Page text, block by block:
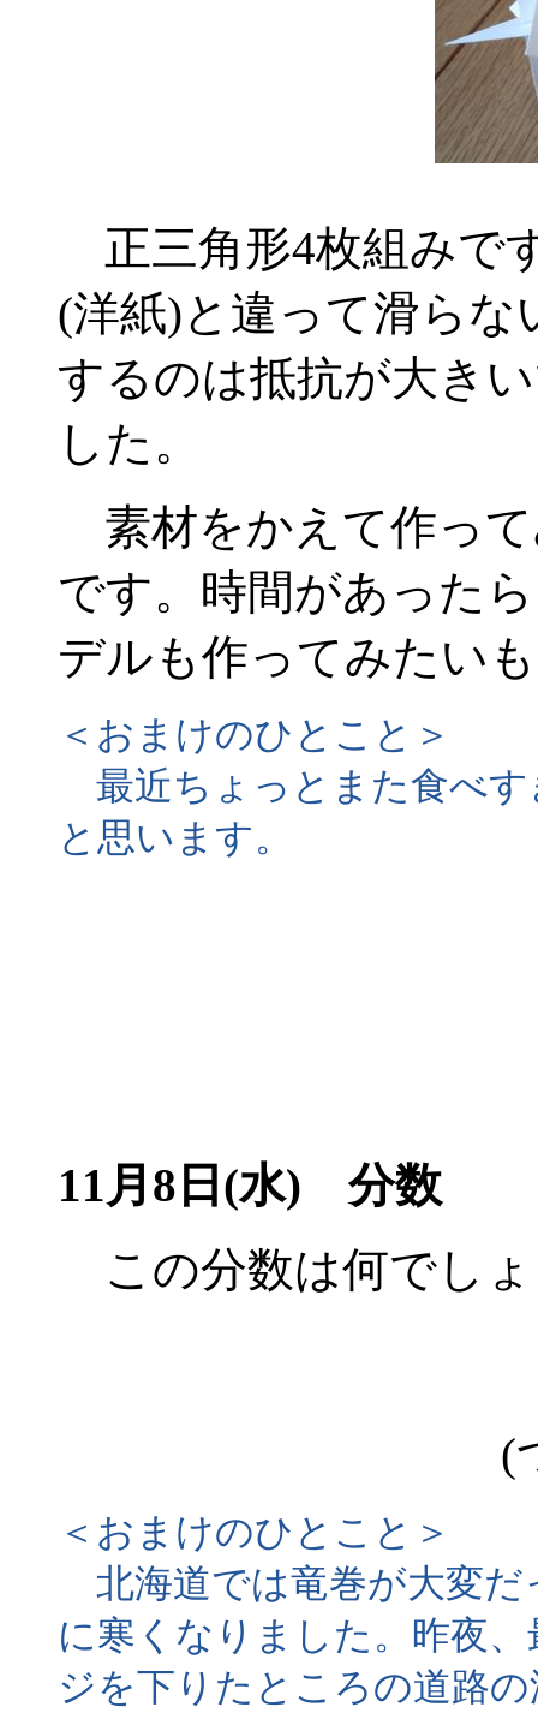
正三角形4枚組みで
(洋紙)と違って滑ら
するのは抵抗が大き
した。
素材をかえて作っ
です。時間があった
デルも作ってみたい
＜おまけのひとこと＞
最近ちょっとまた食べす
と思います。
11月8日(水) 分数
この分数は何でし
(
＜おまけのひとこと＞
北海道では竜巻が大変だ
に寒くなりました。昨夜
ジを下りたところの道路